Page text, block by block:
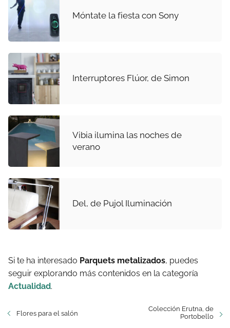
Móntate la fiesta con Sony
Interruptores Flúor, de Simon
Vibia ilumina las noches de
verano
Del, de Pujol Iluminación
Si te ha interesado Parquets metalizados, puedes
seguir explorando más contenidos en la categoría
Actualidad.
Flores para el salón
Colección Erutna, de
Portobello